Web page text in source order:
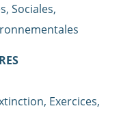
Sociales,
Exercices,